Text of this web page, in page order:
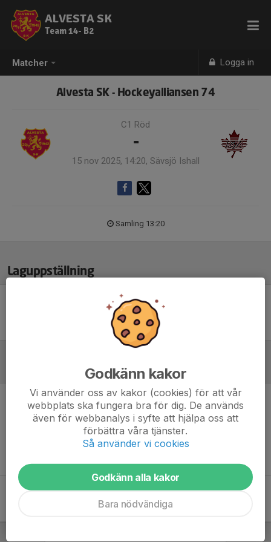
Matcher Logga in
ALVESTA SK
Team 14- B2
Alvesta SK - Hockeyalliansen 74
C1 Röd
-
15 nov 2025, 14:20, Sävsjö Ishall
Samling 13:20
Laguppställning
Ingen uppställning ifylld
Inget referat skrivet
Godkänn kakor
Vi använder oss av kakor (cookies) för att vår
webbplats ska fungera bra för dig. De används
även för webbanalys i syfte att hjälpa oss att
förbättra våra tjänster.
Så använder vi cookies
Godkänn alla kakor
Bara nödvändiga